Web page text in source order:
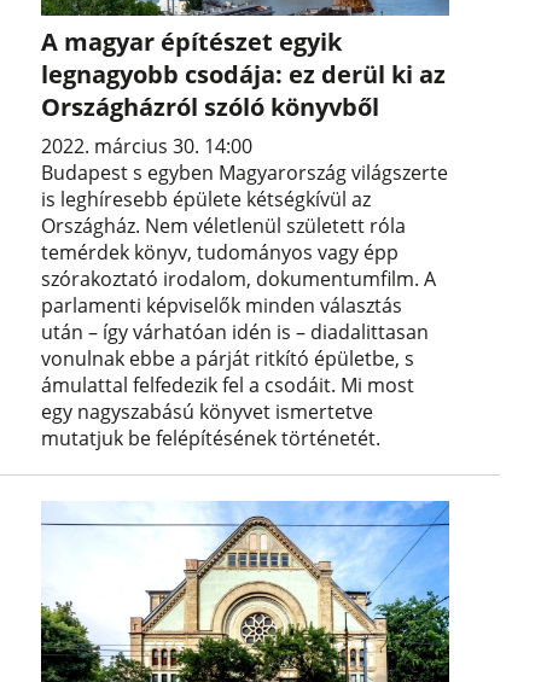
A magyar építészet egyik
legnagyobb csodája: ez derül ki az
Országházról szóló könyvből
2022. március 30. 14:00
Budapest s egyben Magyarország világszerte
is leghíresebb épülete kétségkívül az
Országház. Nem véletlenül született róla
temérdek könyv, tudományos vagy épp
szórakoztató irodalom, dokumentumfilm. A
parlamenti képviselők minden választás
után – így várhatóan idén is – diadalittasan
vonulnak ebbe a párját ritkító épületbe, s
ámulattal felfedezik fel a csodáit. Mi most
egy nagyszabású könyvet ismertetve
mutatjuk be felépítésének történetét.